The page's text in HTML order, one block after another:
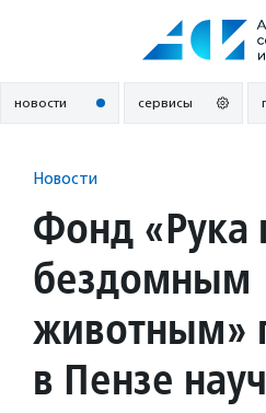
новости сервисы
Новости
Фонд
бездомным
животным»
в Пензе